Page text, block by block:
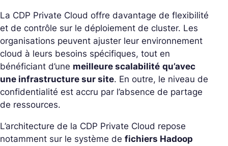
La CDP Private Cloud offre davantage de flexibilité
et de contrôle sur le déploiement de cluster. Les
organisations peuvent ajuster leur environnement
cloud à leurs besoins spécifiques, tout en
bénéficiant d’une meilleure scalabilité qu’avec
une infrastructure sur site. En outre, le niveau de
confidentialité est accru par l’absence de partage
de ressources.
L’architecture de la CDP Private Cloud repose
notamment sur le système de fichiers Hadoop